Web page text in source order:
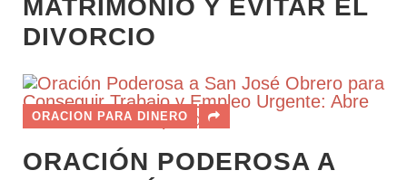
MATRIMONIO Y EVITAR EL
DIVORCIO
ORACION PARA DINERO
ORACIÓN PODEROSA A